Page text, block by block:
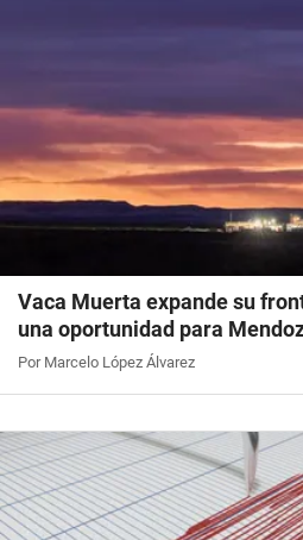
Vaca Muerta expande su
una oportunidad para
Por Marcelo López Álvarez